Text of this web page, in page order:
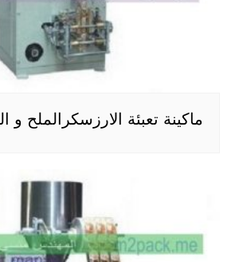
ماكينة تعبئة الارزسكرالملح و